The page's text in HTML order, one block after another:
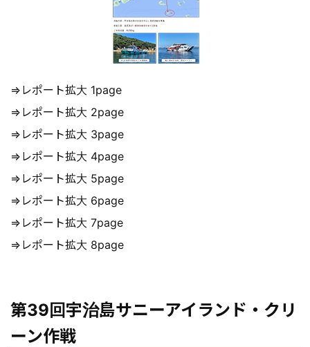
⇒レポート拡大 1page
⇒レポート拡大 2page
⇒レポート拡大 3page
⇒レポート拡大 4page
⇒レポート拡大 5page
⇒レポート拡大 6page
⇒レポート拡大 7page
⇒レポート拡大 8page
第39回宇治島サニーアイランド・クリ
ーン作戦